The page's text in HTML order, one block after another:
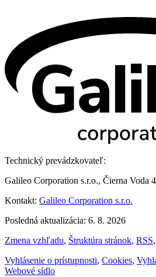
Technický prevádzkovateľ:
Galileo Corporation s.r.o., Čierna Voda
Kontakt: Galileo Corporation s.r.o.
Posledná aktualizácia: 6. 8. 2026
Zmena vzhľadu, Štruktúra stránok, RSS,
Vyhlásenie o prístupnosti, Cookies,
Webové sídlo